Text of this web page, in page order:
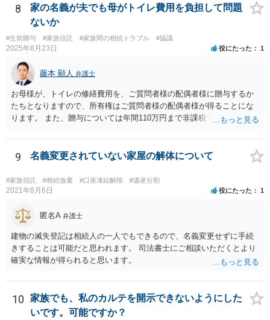
視野に入れておられる場合は、お近くの弁護士、できれば相続に強い
弁護士にご相談なさるとよいでしょう。
8
家の名義が夫でも母がトイレ費用を負担して問題
ないか
#生前贈与 #家族信託 #家族間の相続トラブル #協議
2025年8月23日 役にたった 1
藤本 顯人 弁護士
お母様が、トイレの修繕費用を、ご質問者様の配偶者様に贈与するか
たちとなりますので、所有権はご質問者様の配偶者様が得ることにな
ります。 また、贈与については年間110万円まで非課税であり、トイ
9 名義変更されていない家屋の解体について
#家族信託 #相続放棄 #口座凍結解除 #遺産分割
2021年8月6日 役にたった 1
匿名A 弁護士
建物の滅失登記は相続人の一人でもできるので、名義変更せずに手続
きすることは可能だと思われます。 司法書士にご相談いただくとより
確実な情報が得られると思います。
10
家族でも、私のカルテを開示できないようにした
いです。可能ですか？